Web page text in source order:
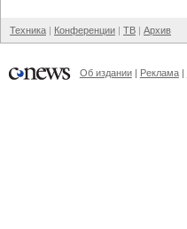
Техника Конференции ТВ Архив
Об издании Реклама